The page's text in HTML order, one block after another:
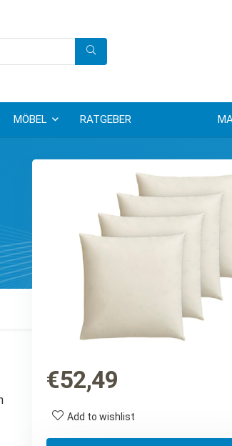
MÖBEL RATGEBER
€52,49
Add to wishlist